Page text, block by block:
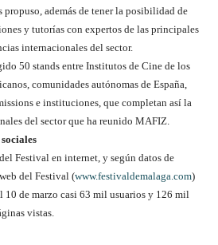
además de tener la posibilidad de
y tutorías con expertos de las principales
internacionales del sector.
50 stands entre Institutos de Cine de los
comunidades autónomas de España,
e instituciones, que completan así la
del sector que ha reunido MAFIZ.
Festival en internet, y según datos de
del Festival (www.festivaldemalaga.com)
10 de marzo casi 63 mil usuarios y 126 mil
vistas.